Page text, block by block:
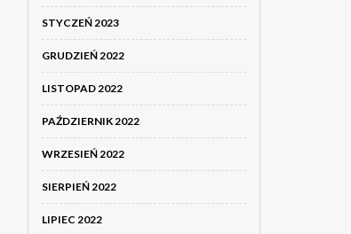
STYCZEŃ 2023
GRUDZIEŃ 2022
LISTOPAD 2022
PAŹDZIERNIK 2022
WRZESIEŃ 2022
SIERPIEŃ 2022
LIPIEC 2022